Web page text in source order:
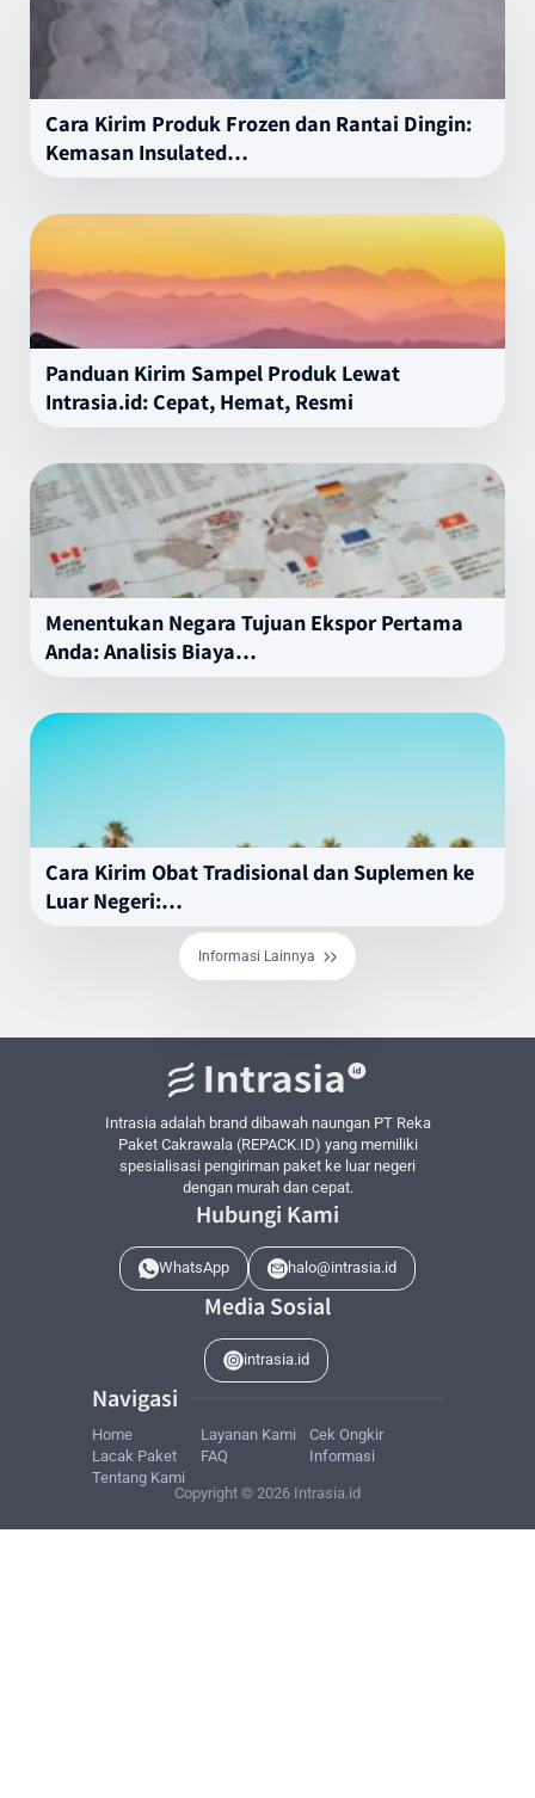
Cara Kirim Produk Frozen dan Rantai Dingin:
Kemasan Insulated…
Panduan Kirim Sampel Produk Lewat
Intrasia.id: Cepat, Hemat, Resmi
Menentukan Negara Tujuan Ekspor Pertama
Anda: Analisis Biaya…
Cara Kirim Obat Tradisional dan Suplemen ke
Luar Negeri:…
Informasi Lainnya
Intrasia adalah brand dibawah naungan PT Reka
Paket Cakrawala (REPACK.ID) yang memiliki
spesialisasi pengiriman paket ke luar negeri
dengan murah dan cepat.
Hubungi Kami
WhatsApp halo@intrasia.id
Media Sosial
intrasia.id
Navigasi
Home LayananKami Cek Ongkir
LacakPaket FAQ
Informasi
TentangKami
Copyright © 2026 Intrasia.id